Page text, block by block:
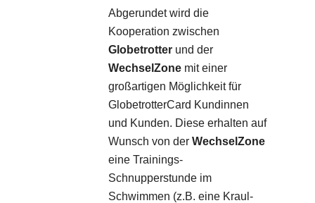
Abgerundet wird die
Kooperation zwischen
Globetrotter und der
WechselZone mit einer
großartigen Möglichkeit für
GlobetrotterCard Kundinnen
und Kunden. Diese erhalten auf
Wunsch von der WechselZone
eine Trainings-
Schnupperstunde im
Schwimmen (z.B. eine Kraul-